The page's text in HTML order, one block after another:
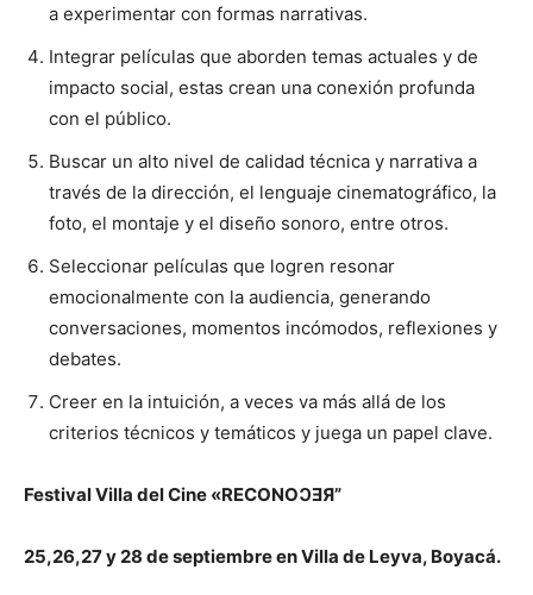
a experimentar con formas narrativas.
Integrar películas que aborden temas actuales y de
impacto social, estas crean una conexión profunda
con el público.
Buscar un alto nivel de calidad técnica y narrativa a
través de la dirección, el lenguaje cinematográfico, la
foto, el montaje y el diseño sonoro, entre otros.
Seleccionar películas que logren resonar
emocionalmente con la audiencia, generando
conversaciones, momentos incómodos, reflexiones y
debates.
Creer en la intuición, a veces va más allá de los
criterios técnicos y temáticos y juega un papel clave.
Festival Villa del Cine «RECONOↃƎЯ”
25,26,27 y 28 de septiembre en Villa de Leyva, Boyacá.